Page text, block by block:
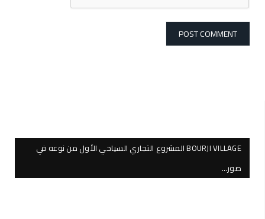
BOURJI VILLAGE المشروع التجاري السياحي الأول من نوعه في
صور…